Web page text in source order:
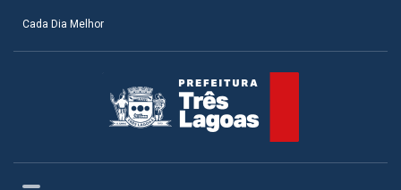
Cada Dia Melhor